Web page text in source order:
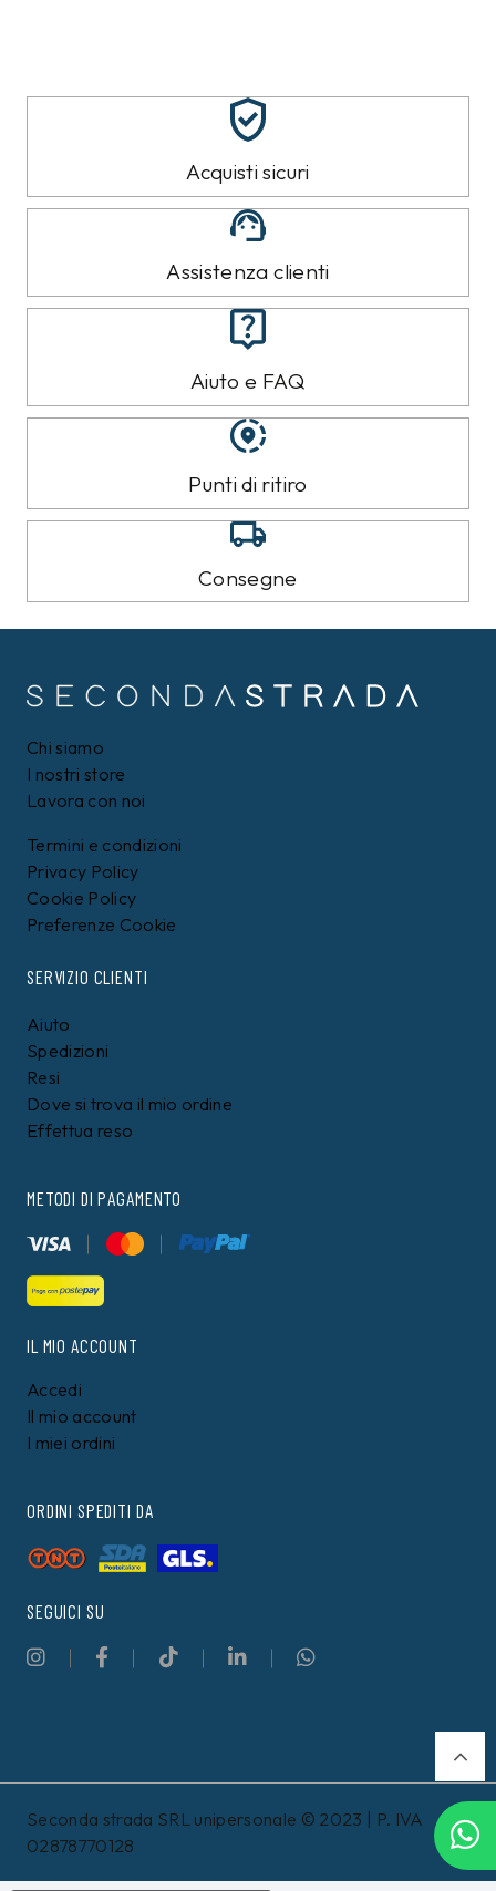
Acquisti sicuri
Assistenza clienti
Aiuto e FAQ
Punti di ritiro
Consegne
Chi siamo
I nostri store
Lavora con noi
Termini e condizioni
Privacy Policy
Cookie Policy
Preferenze Cookie
SERVIZIO CLIENTI
Aiuto
Spedizioni
Resi
Dove si trova il mio ordine
Effettua reso
METODI DI PAGAMENTO
IL MIO ACCOUNT
Accedi
Il mio account
I miei ordini
ORDINI SPEDITI DA
SEGUICI SU
Seconda strada SRL unipersonale © 2023 | P. IVA
02878770128